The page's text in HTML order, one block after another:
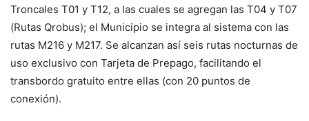
Troncales T01 y T12, a las cuales se agregan las T04 y T07
(Rutas Qrobus); el Municipio se integra al sistema con las
rutas M216 y M217. Se alcanzan así seis rutas nocturnas de
uso exclusivo con Tarjeta de Prepago, facilitando el
transbordo gratuito entre ellas (con 20 puntos de
conexión).